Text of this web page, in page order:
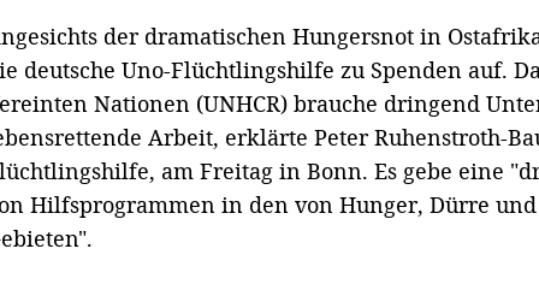
der dramatischen Hungersnot in
deutsche Uno-Flüchtlingshilfe zu Spenden auf.
Nationen (UNHCR) brauche dringend
Arbeit, erklärte Peter Ruhenstroth-
am Freitag in Bonn. Es gebe eine
Hilfsprogrammen in den von Hunger, Dürre